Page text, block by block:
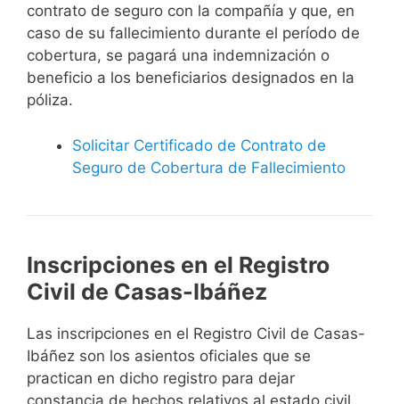
contrato de seguro con la compañía y que, en
caso de su fallecimiento durante el período de
cobertura, se pagará una indemnización o
beneficio a los beneficiarios designados en la
póliza.
Solicitar Certificado de Contrato de
Seguro de Cobertura de Fallecimiento
Inscripciones en el Registro
Civil de Casas-Ibáñez
Las inscripciones en el Registro Civil de Casas-
Ibáñez son los asientos oficiales que se
practican en dicho registro para dejar
constancia de hechos relativos al estado civil